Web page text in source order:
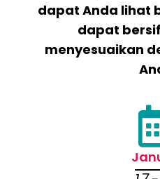
dapat Anda lihat
dapat
menyesuaikan